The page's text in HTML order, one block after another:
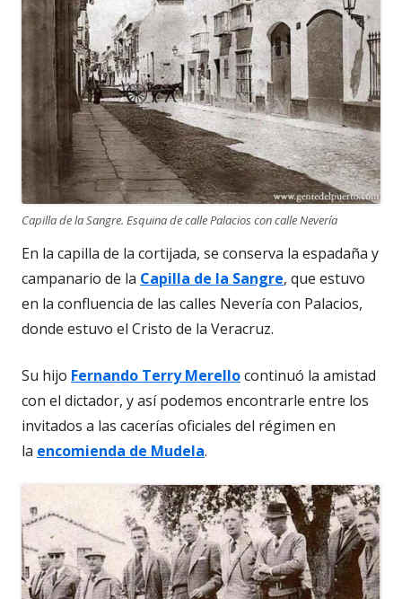
Capilla de la Sangre. Esquina de calle Palacios con calle Nevería
En la capilla de la cortijada, se conserva la espadaña y
campanario de la Capilla de la Sangre, que estuvo
en la confluencia de las calles Nevería con Palacios,
donde estuvo el Cristo de la Veracruz.
Su hijo Fernando Terry Merellocontinuó la amistad
con el dictador, y así podemos encontrarle entre los
invitados a las cacerías oficiales del régimen en
la encomienda de Mudela.